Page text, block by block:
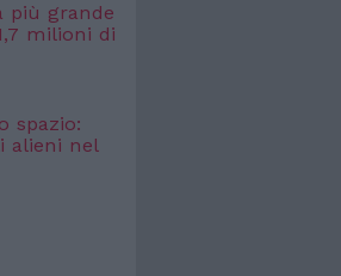
più grande
milioni di
spazio:
alieni nel